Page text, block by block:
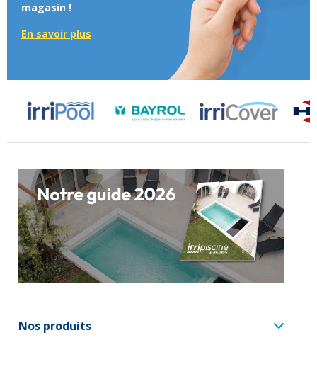
magasin !
En savoir plus
Nos produits